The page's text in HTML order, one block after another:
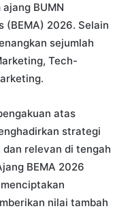
BUMN
(BEMA) 2026. Selain
sejumlah
Tech-
atas
strategi
relevan di tengah
BEMA 2026
nilai tambah